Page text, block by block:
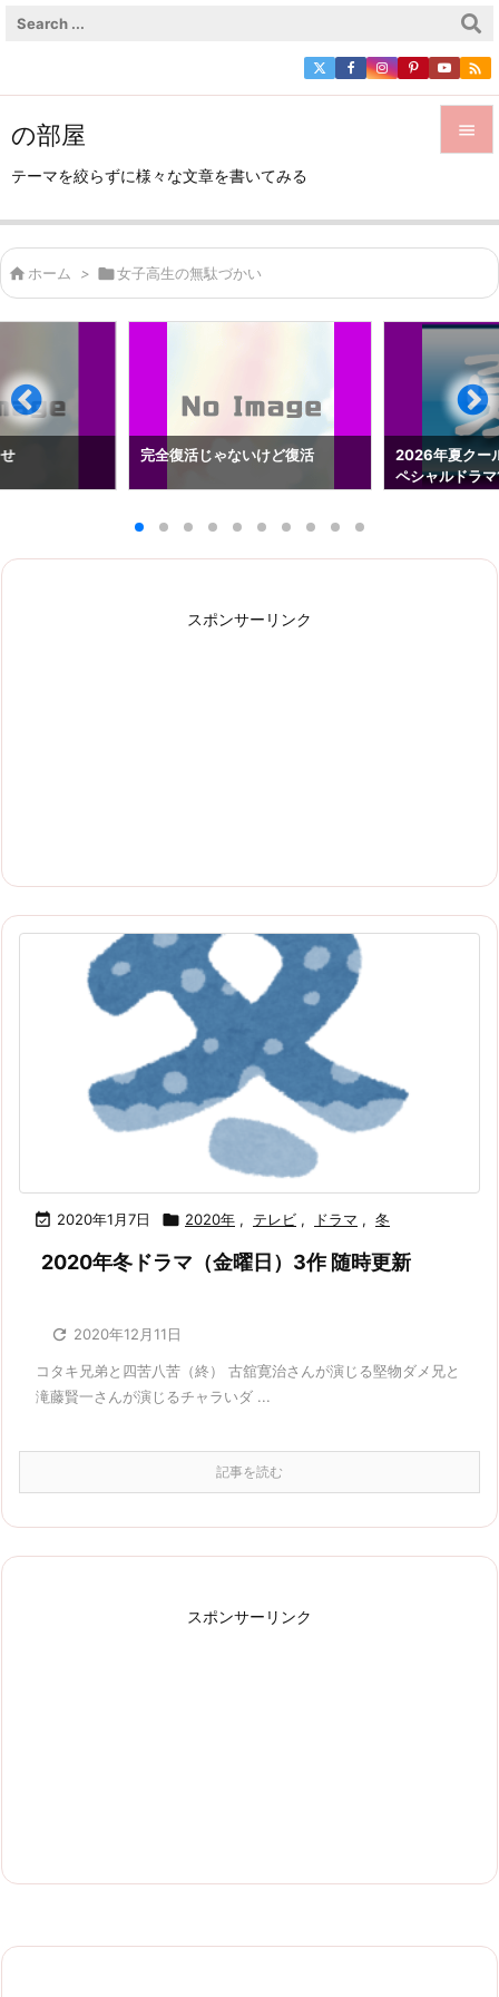
の部屋
テーマを絞らずに様々な文章を書いてみる


サイド


次へ

検索

 ホーム > 女子高生の無駄づかい
完全復活じゃないけど復活
2026年夏クー
ペシャルドラ
スポンサーリンク
 2020年1月7日  2020年 , テレビ , ドラマ , 冬
2020年冬ドラマ（金曜日）3作 随時更新
 2020年12月11日
コタキ兄弟と四苦八苦（終） 古舘寛治さんが演じる堅物ダメ兄と
滝藤賢一さんが演じるチャラいダ ...
記事を読む
スポンサーリンク